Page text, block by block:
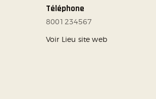
Téléphone
8001234567
Voir Lieu site web